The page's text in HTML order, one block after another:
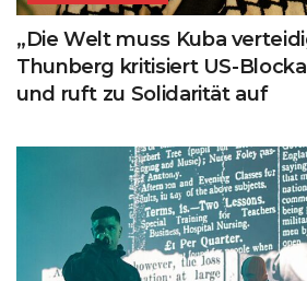
„Die Welt muss Kuba
Thunberg kritisiert US-
und ruft zu Solidarität auf